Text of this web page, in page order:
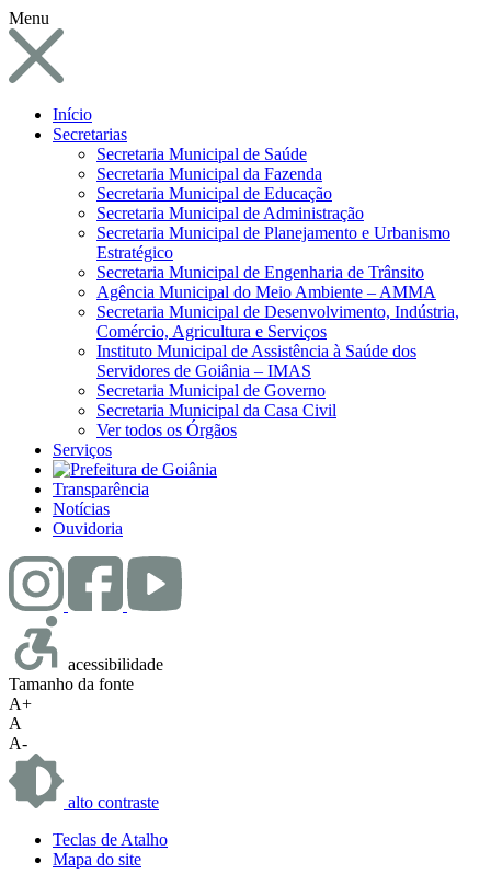
Menu
Início
Secretarias
Secretaria Municipal de Saúde
Secretaria Municipal da Fazenda
Secretaria Municipal de Educação
Secretaria Municipal de Administração
Secretaria Municipal de Planejamento e Urbanismo
Estratégico
Secretaria Municipal de Engenharia de Trânsito
Agência Municipal do Meio Ambiente – AMMA
Secretaria Municipal de Desenvolvimento, Indústria,
Comércio, Agricultura e Serviços
Instituto Municipal de Assistência à Saúde dos
Servidores de Goiânia – IMAS
Secretaria Municipal de Governo
Secretaria Municipal da Casa Civil
Ver todos os Órgãos
Serviços
Transparência
Notícias
Ouvidoria
acessibilidade
Tamanho da fonte
A+
A
A-
alto contraste
Teclas de Atalho
Mapa do site